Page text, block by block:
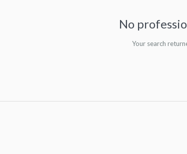
No
Your search